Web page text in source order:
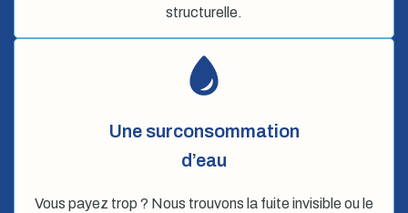
structurelle.
Une surconsommation
d’eau
Vous payez trop ? Nous trouvons la fuite invisible ou le